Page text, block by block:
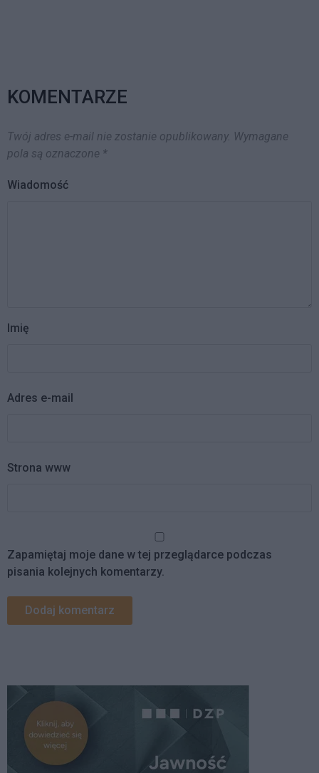
KOMENTARZE
Twój adres e-mail nie zostanie opublikowany. Wymagane
pola są oznaczone *
Wiadomość
Imię
Adres e-mail
Strona www
Zapamiętaj moje dane w tej przeglądarce podczas
pisania kolejnych komentarzy.